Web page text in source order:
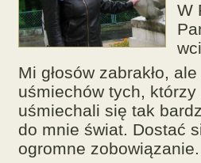
W
Mi głosów zabrakło,
uśmiechów tych,
uśmiechali się tak
do mnie świat. Dostać
ogromne zobowiązanie.